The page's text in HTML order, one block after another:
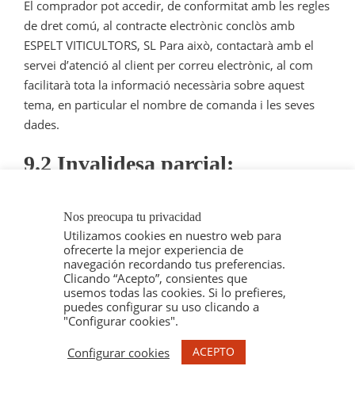
El comprador pot accedir, de conformitat amb les regles
de dret comú, al contracte electrònic conclòs amb
ESPELT VITICULTORS, SL Para això, contactarà amb el
servei d’atenció al client per correu electrònic, al com
facilitarà tota la informació necessària sobre aquest
tema, en particular el nombre de comanda i les seves
dades.
9.2 Invalidesa parcial:
condiciones generales de venda se consideran como no
válidas o son declaradas como tales en virtud de una
ley, un reglamento o a raiz de una decisión definitiva de
una jurisdicción competente, las altres estipulaciones
conservarán toda su vigencia y su ámbito de aplicación.
9.3 Absència de renúncia:
Nos preocupa tu privacidad
Utilizamos cookies en nuestro web para
ofrecerte la mejor experiencia de
navegación recordando tus preferencias.
Clicando “Acepto”, consientes que
usemos todas las cookies. Si lo prefieres,
puedes configurar su uso clicando a
"Configurar cookies".
Configurar cookies
ACEPTO